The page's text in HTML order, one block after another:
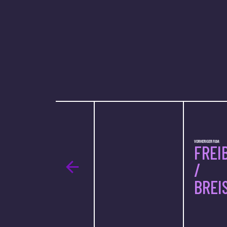
VORHERIGER FILM:
/